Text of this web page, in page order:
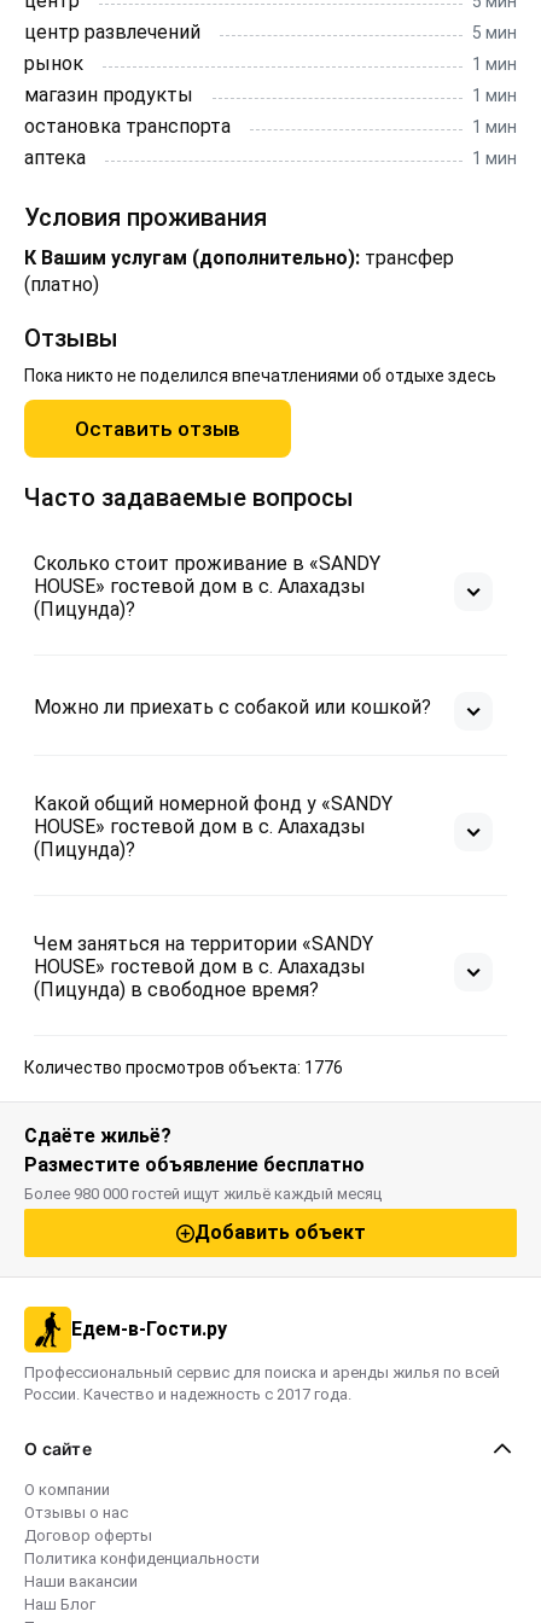
центр развлечений 5 мин
рынок 1 мин
магазин продукты 1 мин
остановка транспорта 1 мин
аптека 1 мин
Условия проживания
К Вашим услугам (дополнительно): трансфер
(платно)
Отзывы
Пока никто не поделился впечатлениями об отдыхе здесь
Оставить отзыв
Часто задаваемые вопросы
Сколько стоит проживание в «SANDY
HOUSE» гостевой дом в с. Алахадзы
(Пицунда)?
Можно ли приехать с собакой или кошкой?
Какой общий номерной фонд у «SANDY
HOUSE» гостевой дом в с. Алахадзы
(Пицунда)?
Чем заняться на территории «SANDY
HOUSE» гостевой дом в с. Алахадзы
(Пицунда) в свободное время?
Количество просмотров объекта: 1776
Сдаёте жильё?
Разместите объявление бесплатно
Более 980 000 гостей ищут жильё каждый месяц
Добавить объект
Едем-в-Гости.ру
Профессиональный сервис для поиска и аренды жилья по всей
России. Качество и надежность с 2017 года.
О сайте
О компании
Отзывы о нас
Договор оферты
Политика конфиденциальности
Наши вакансии
Наш Блог